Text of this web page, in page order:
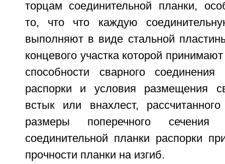
торцам соединительной планки,
то, что что каждую
выполняют в виде стальной
концевого участка которой
способности сварного
распорки и условия размещения
встык или внахлест,
размеры поперечного сечения
соединительной планки распорки
прочности планки на изгиб.